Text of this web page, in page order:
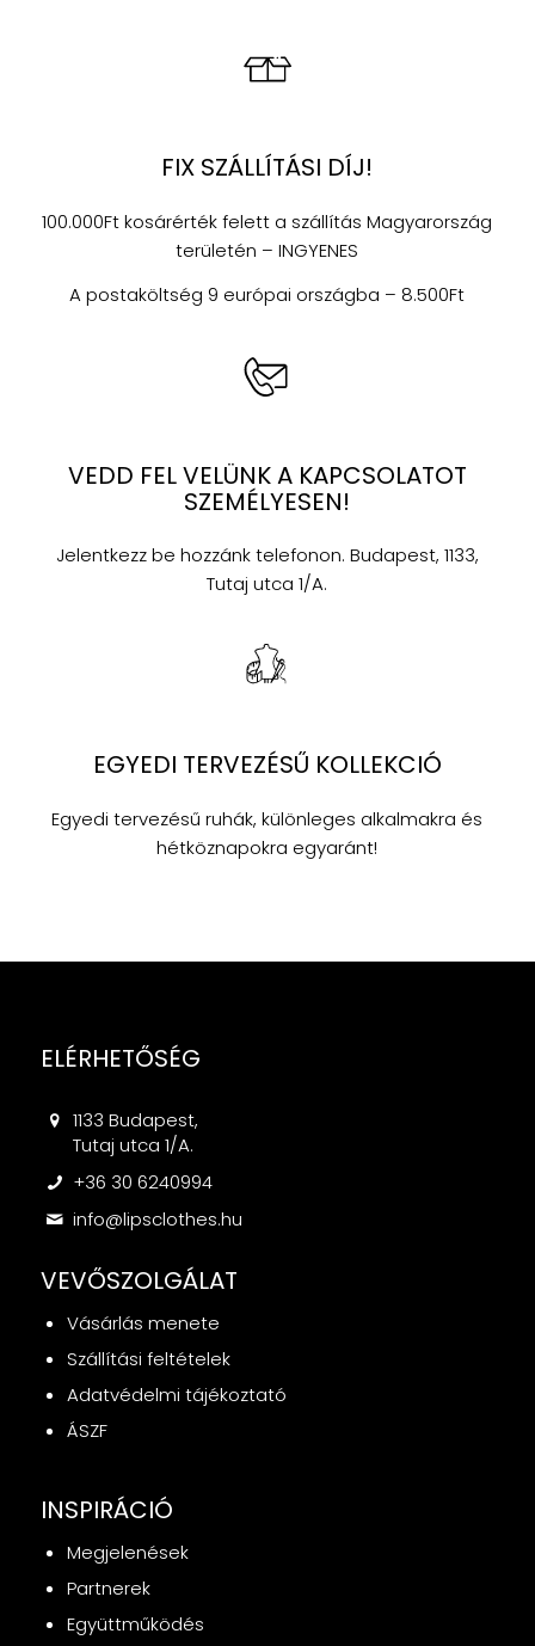
FIX SZÁLLÍTÁSI DÍJ!
100.000Ft kosárérték felett a szállítás Magyarország
területén – INGYENES
A postaköltség 9 európai országba – 8.500Ft
VEDD FEL VELÜNK A KAPCSOLATOT
SZEMÉLYESEN!
Jelentkezz be hozzánk telefonon. Budapest, 1133,
Tutaj utca 1/A.
EGYEDI TERVEZÉSŰ KOLLEKCIÓ
Egyedi tervezésű ruhák, különleges alkalmakra és
hétköznapokra egyaránt!
ELÉRHETŐSÉG
1133 Budapest,
Tutaj utca 1/A.
+36 30 6240994
info@lipsclothes.hu
VEVŐSZOLGÁLAT
Vásárlás menete
Szállítási feltételek
Adatvédelmi tájékoztató
ÁSZF
INSPIRÁCIÓ
Megjelenések
Partnerek
Együttműködés